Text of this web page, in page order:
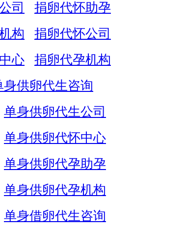
司
捐卵代怀助孕
构
捐卵代怀公司
心
捐卵代孕机构
身供卵代生咨询
单身供卵代生公司
单身供卵代怀中心
单身供卵代孕助孕
单身供卵代孕机构
单身借卵代生咨询